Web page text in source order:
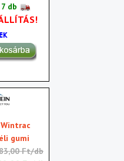
db
gumi
Ft/db